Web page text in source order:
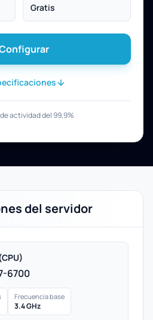
Gratis
actividad del 99,9%
del servidor
6700
Frecuencia base
3.4 GHz